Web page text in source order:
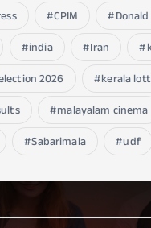
CPIM
india Iran
2026
kerala
malayalam cinema
Sabarimala udf